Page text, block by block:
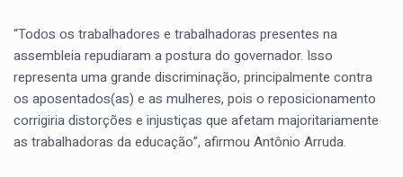
“Todos os trabalhadores e trabalhadoras presentes na
assembleia repudiaram a postura do governador. Isso
representa uma grande discriminação, principalmente contra
os aposentados(as) e as mulheres, pois o reposicionamento
corrigiria distorções e injustiças que afetam majoritariamente
as trabalhadoras da educação”, afirmou Antônio Arruda.